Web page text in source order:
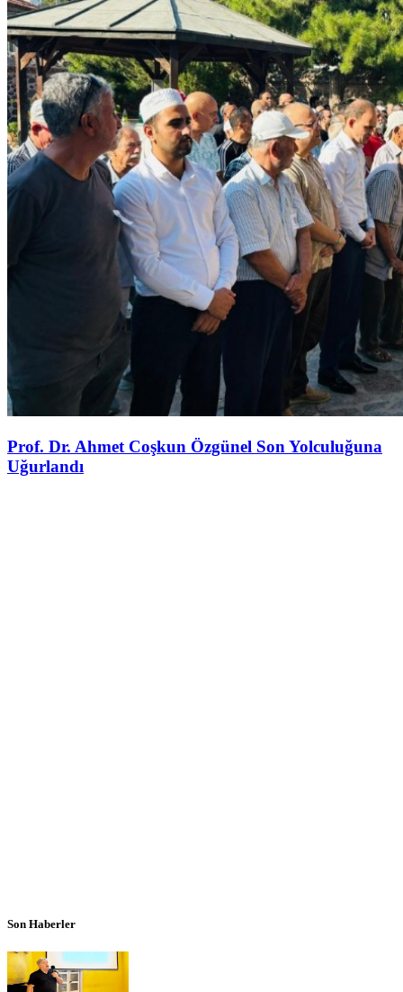
Prof. Dr. Ahmet Coşkun Özgünel Son Yolculuğuna
Uğurlandı
Son Haberler